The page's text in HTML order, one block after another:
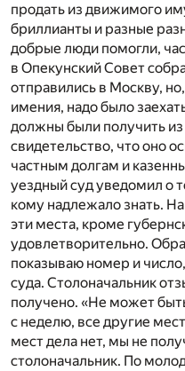
продать из движимого
бриллианты и разные
добрые люди помогли,
в Опекунский Совет
отправились в Москву,
имения, надо было
должны были получить
свидетельство, что оно
частным долгам и
уездный суд уведомил о
кому надлежало знать.
эти места, кроме
удовлетворительно.
показываю номер и
суда. Столоначальник
получено. «Не может
с неделю, все другие
мест дела нет, мы не
столоначальник. По